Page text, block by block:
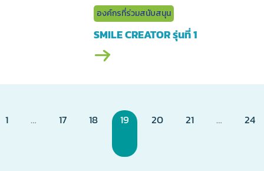
องค์กรที่ร่วมสนับสนุน
SMILE CREATOR รุ่นที่ 1
1 … 17 18 19 20 21 … 24